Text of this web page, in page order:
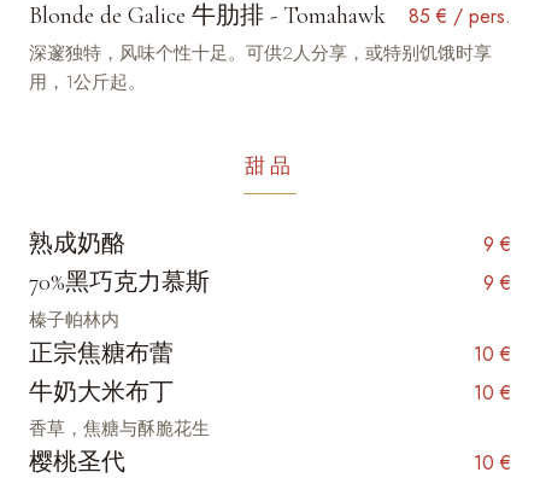
Blonde de Galice 牛肋排 - Tomahawk 85 € / pers.
深邃独特，风味个性十足。可供2人分享，或特别饥饿时享
用，1公斤起。
甜品
熟成奶酪 9 €
70%黑巧克力慕斯 9 €
榛子帕林内
正宗焦糖布蕾 10 €
牛奶大米布丁 10 €
香草，焦糖与酥脆花生
樱桃圣代 10 €